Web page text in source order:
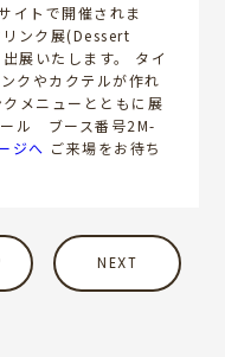
イトで開催されま
ンク展(Dessert
展いたします。 タイ
クやカクテルが作れ
メニューとともに展
ール ブース番号2M-
ジへ ご来場をお待ち
NEXT